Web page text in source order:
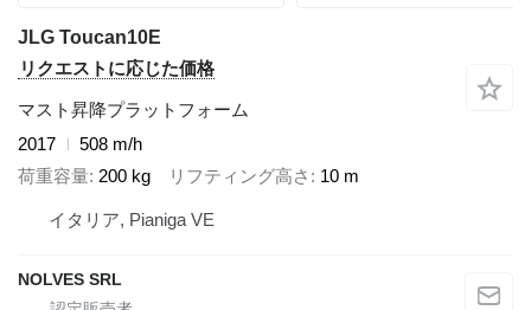
JLG Toucan10E
リクエストに応じた価格
マスト昇降プラットフォーム
2017
508 m/h
荷重容量 200 kg リフティング高さ 10 m
イタリア, Pianiga VE
NOLVES SRL